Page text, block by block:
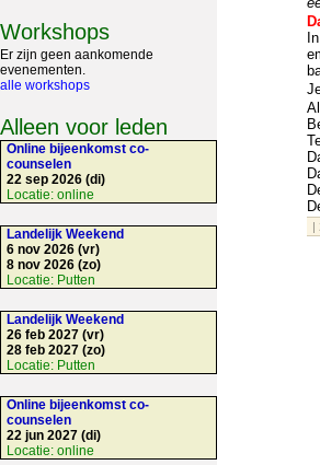
|
Workshops
Er zijn geen aankomende
evenementen.
alle workshops
Alleen voor leden
Online bijeenkomst co-
counselen
22 sep 2026 (di)
Locatie: online
Landelijk Weekend
6 nov 2026 (vr)
8 nov 2026 (zo)
Locatie: Putten
Landelijk Weekend
26 feb 2027 (vr)
28 feb 2027 (zo)
Locatie: Putten
Online bijeenkomst co-
counselen
22 jun 2027 (di)
Locatie: online